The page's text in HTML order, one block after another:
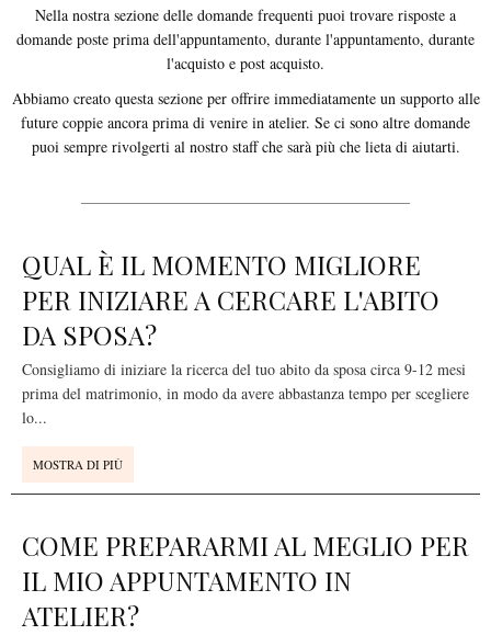
Nella nostra sezione delle domande frequenti puoi trovare risposte a
domande poste prima dell'appuntamento, durante l'appuntamento, durante
l'acquisto e post acquisto.
Abbiamo creato questa sezione per offrire immediatamente un supporto alle
future coppie ancora prima di venire in atelier. Se ci sono altre domande
puoi sempre rivolgerti al nostro staff che sarà più che lieta di aiutarti.
QUAL È IL MOMENTO MIGLIORE
PER INIZIARE A CERCARE L'ABITO
DA SPOSA?
Consigliamo di iniziare la ricerca del tuo abito da sposa circa 9-12 mesi
prima del matrimonio, in modo da avere abbastanza tempo per scegliere
lo...
MOSTRA DI PIÙ
COME PREPARARMI AL MEGLIO PER
IL MIO APPUNTAMENTO IN
ATELIER?